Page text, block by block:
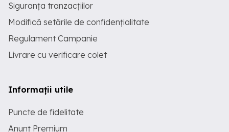
Siguranța tranzacțiilor
Modifică setările de confidențialitate
Regulament Campanie
Livrare cu verificare colet
Informații utile
Puncte de fidelitate
Anunț Premium